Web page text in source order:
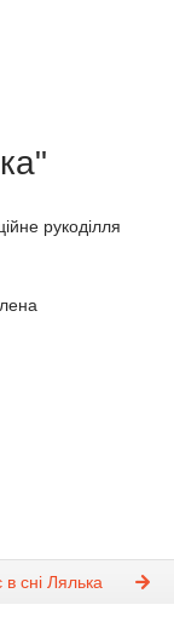
сні Лялька